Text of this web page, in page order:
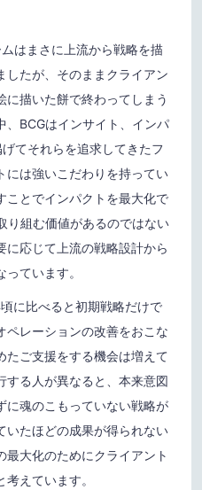
はまさに上流から戦略を描
したが、そのままクライアン
に描いた餅で終わってしまう
、BCGはインサイト、インパ
てそれらを追求してきたフ
には強いこだわりを持ってい
ことでインパクトを最大化で
り組む価値があるのではない
に応じて上流の戦略設計から
ています。
に比べると初期戦略だけで
ペレーションの改善をおこな
たご支援をする機会は増えて
する人が異なると、本来意図
に魂のこもっていない戦略が
いたほどの成果が得られない
最大化のためにクライアント
えています。